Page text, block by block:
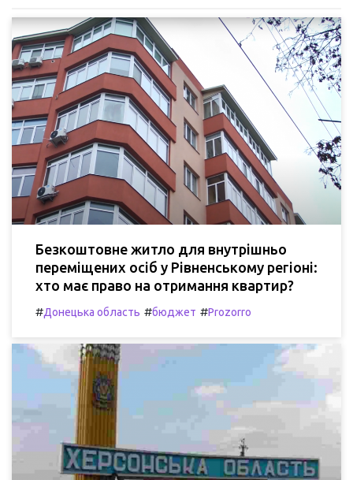
Безкоштовне житло для внутрішньо
переміщених осіб у Рівненському регіоні:
хто має право на отримання квартир?
#Донецька область #бюджет #Prozorro